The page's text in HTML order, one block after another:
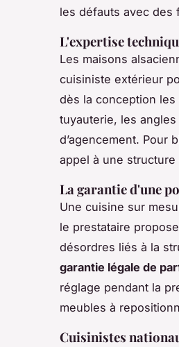
les défauts avec des
L'expertise
Les maisons
cuisiniste extérieur
dès la conception
tuyauterie, les
d’agencement. Pour
appel à une structure
La garantie d'une
Une cuisine sur
le prestataire
désordres liés à la
garantie légale de
réglage pendant la
meubles à
Cuisinistes